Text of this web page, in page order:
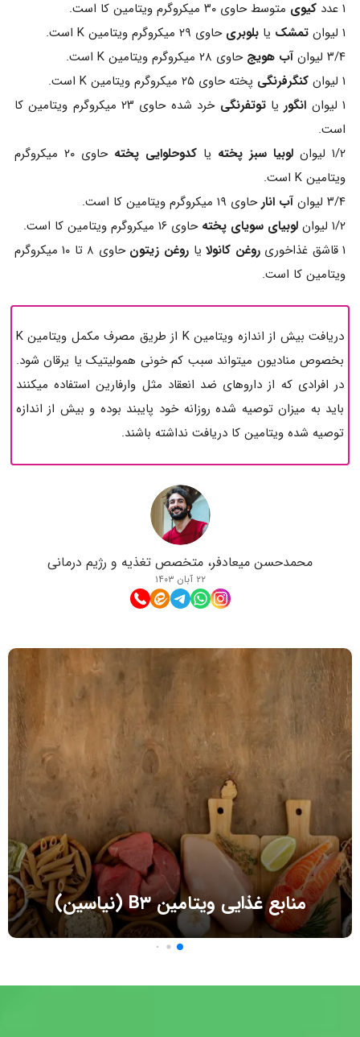
۱ عدد کیوی متوسط حاوی ۳۰ میکروگرم ویتامین کا است.
۱ لیوان
تمشک یا بلوبریحاوی ۲۹ میکروگرم ویتامین K است.
۳/۴ لیوان
آب هویج حاوی ۲۸ میکروگرم ویتامین K است.
۱ لیوان
کنگرفرنگی پخته حاوی ۲۵ میکروگرم ویتامین K است.
۱ لیوان
انگور یاتوتفرنگی
خرد شده حاوی ۲۳ میکروگرم ویتامین کا
است.
۱/۲ لیوان
لوبیا سبز پخته یا کدوحلوایی پخته
حاوی ۲۰ میکروگرم
ویتامین K است.
۳/۴ لیوان
آب انارحاوی ۱۹ میکروگرم ویتامین کا است.
۱/۲ لیوان
لوبیای سویای پخته حاوی ۱۶ میکروگرم ویتامین کا است.
۱ قاشق غذاخوری
روغن کانولایا روغن زیتون
حاوی ۸ تا ۱۰ میکروگرم
ویتامین کا است.
دریافت بیش از اندازه ویتامین K از طریق مصرف مکمل ویتامین K
بخصوص منادیون میتواند سبب کم خونی همولیتیک یا یرقان شود.
در افرادی که از داروهای ضد انعقاد مثل وارفارین استفاده میکنند
باید به میزان توصیه شده روزانه خود پایبند بوده و بیش از اندازه
توصیه شده ویتامین کا دریافت نداشته باشند.
محمدحسن میعادفر، متخصص تغذیه و رژیم درمانی
۲۲ آبان ۱۴۰۳
منابع غذایی ویتامین B۳ (نیاسین)